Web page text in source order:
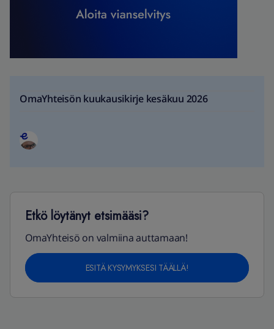
OmaYhteisön kuukausikirje kesäkuu 2026
Etkö löytänyt etsimääsi?
OmaYhteisö on valmiina auttamaan!
ESITÄ KYSYMYKSESI TÄÄLLÄ!